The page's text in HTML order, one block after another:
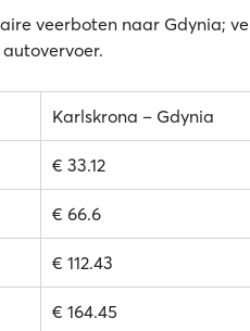
veerboten naar Gdynia;
Karlskrona – Gdynia
€ 33.12
€ 66.6
€ 112.43
€ 164.45